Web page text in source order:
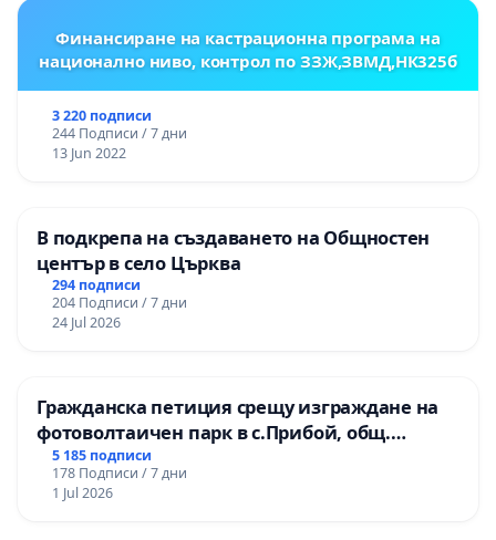
Финансиране на кастрационна програма на
национално ниво, контрол по ЗЗЖ,ЗВМД,НК325б
3 220 подписи
244 Подписи / 7 дни
13 Jun 2022
В подкрепа на създаването на Общностен
център в село Църква
294 подписи
204 Подписи / 7 дни
24 Jul 2026
Гражданска петиция срещу изграждане на
фотоволтаичен парк в с.Прибой, общ.
Радомир
5 185 подписи
178 Подписи / 7 дни
1 Jul 2026